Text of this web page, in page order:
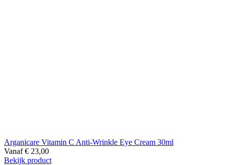
Arganicare Vitamin C Anti-Wrinkle Eye Cream 30ml
Vanaf € 23,00
Bekijk product